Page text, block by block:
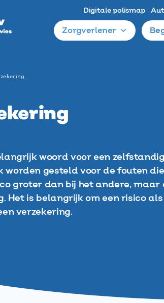
Digitale polismap
Zorgverlener
woord voor een
gesteld voor de fouten
groter dan bij het andere,
Het is belangrijk om een risico
verzekering.